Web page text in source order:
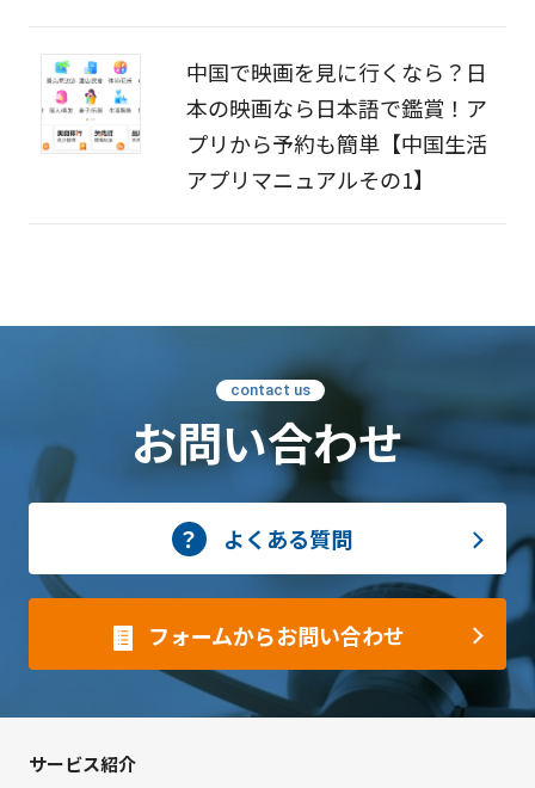
中国で映画を見に行くなら？日
本の映画なら日本語で鑑賞！ア
プリから予約も簡単【中国生活
アプリマニュアルその1】
contact us
お問い合わせ
よくある質問
フォームからお問い合わせ
サービス紹介